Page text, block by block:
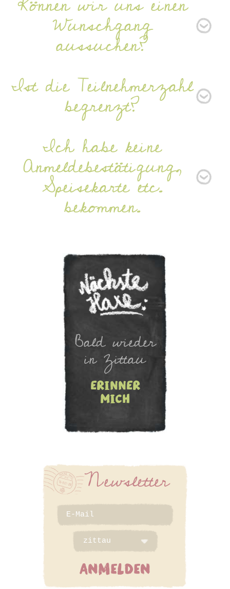
Wunschgang
aussuchen?
Ist die Teilnehmerzahl
begrenzt?
Ich habe keine
Anmeldebestätigung,
Speisekarte etc.
bekommen.
Bald wieder
in Zittau
erinner
mich
Newsletter
ANMELDEN